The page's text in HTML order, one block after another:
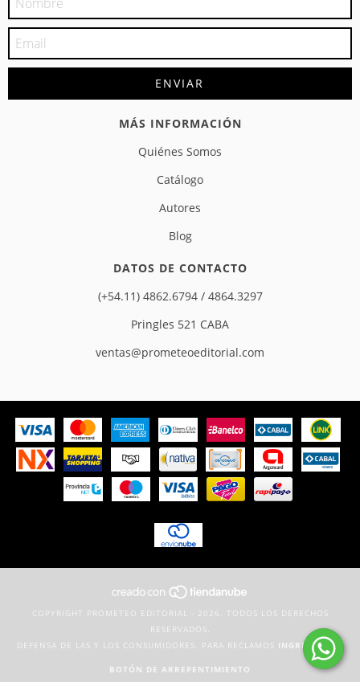
MÁS INFORMACIÓN
Quiénes Somos
Catálogo
Autores
Blog
DATOS DE CONTACTO
(+54.11) 4862.6794 / 4864.3297
Pringles 521 CABA
ventas@prometeoeditorial.com
COPYRIGHT PROMETEO EDITORIAL - 2026. TODOS LOS DERECHOS
RESERVADOS.
DEFENSA DE LAS Y LOS CONSUMIDORES. PARA RECLAMOS INGRESÁ ACÁ.
BOTÓN DE ARREPENTIMIENTO